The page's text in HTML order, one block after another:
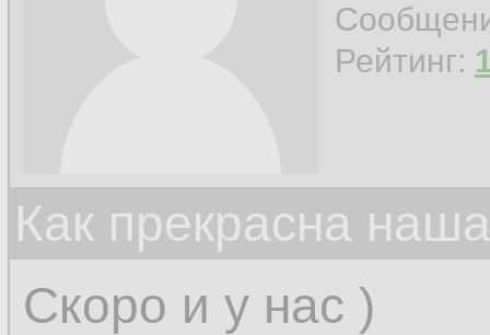
Рейтинг:
Как прекрасна
Скоро и у нас )